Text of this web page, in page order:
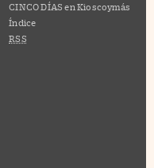
CINCO DÍAS en Kioscoymás
Índice
RSS